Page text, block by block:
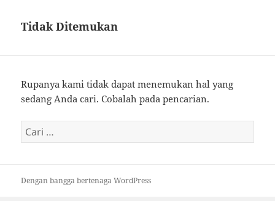
Tidak Ditemukan
Rupanya kami tidak dapat menemukan hal yang
sedang Anda cari. Cobalah pada pencarian.
Cari
untuk:
Dengan bangga bertenaga WordPress